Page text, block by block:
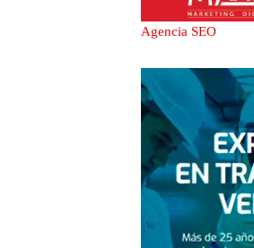
Agencia SEO